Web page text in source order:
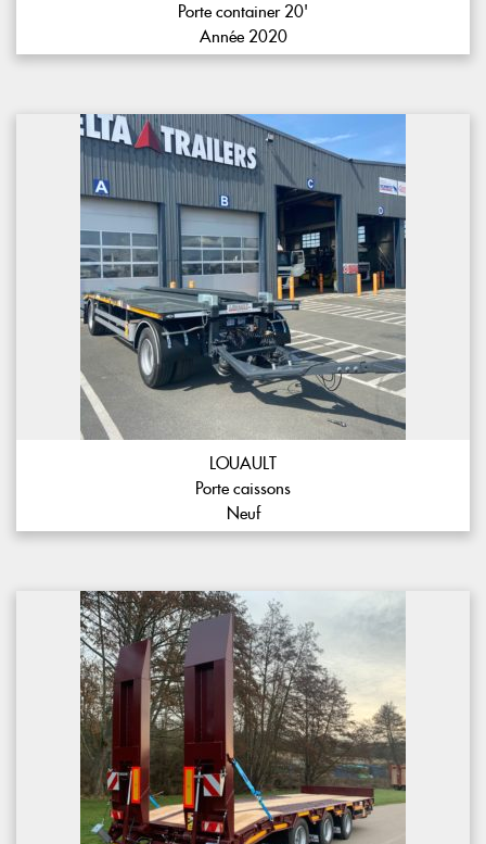
Porte container 20'
Année 2020
LOUAULT
Porte caissons
Neuf